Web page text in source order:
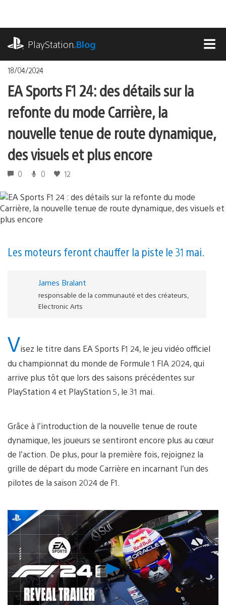
contenu
PlayStation.Blog
18/04/2024
EA Sports F1 24 : des détails sur la
refonte du mode Carrière, la
nouvelle tenue de route dynamique,
des visuels et plus encore
0 0 12
Les moteurs feront chauffer la piste le 31 mai.
James Bralant
responsable de la communauté et des créateurs,
Electronic Arts
Visez le titre dans EA Sports F1 24, le jeu vidéo officiel
du championnat du monde de Formule 1 FIA 2024, qui
arrive plus tôt que lors des saisons précédentes sur
PlayStation 4 et PlayStation 5, le 31 mai.
Grâce à l’introduction de la nouvelle tenue de route
dynamique, les joueurs se sentiront encore plus au cœur
de l’action. De plus, pour la première fois, rejoignez la
grille de départ du mode Carrière en incarnant l’un des
pilotes de la saison 2024 de F1.
Lancer
la
vidéo